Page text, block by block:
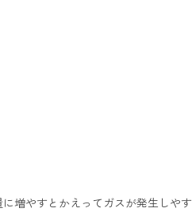
増やすとかえってガスが発生しやす